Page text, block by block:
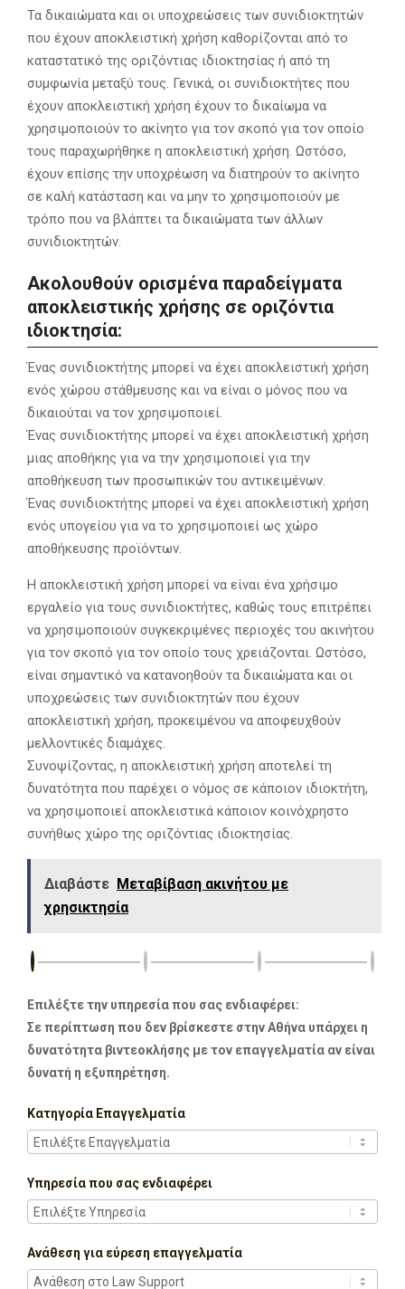
Τα δικαιώματα και οι υποχρεώσεις των συνιδιοκτητών
που έχουν αποκλειστική χρήση καθορίζονται από το
καταστατικό της οριζόντιας ιδιοκτησίας ή από τη
συμφωνία μεταξύ τους. Γενικά, οι συνιδιοκτήτες που
έχουν αποκλειστική χρήση έχουν το δικαίωμα να
χρησιμοποιούν το ακίνητο για τον σκοπό για τον οποίο
τους παραχωρήθηκε η αποκλειστική χρήση. Ωστόσο,
έχουν επίσης την υποχρέωση να διατηρούν το ακίνητο
σε καλή κατάσταση και να μην το χρησιμοποιούν με
τρόπο που να βλάπτει τα δικαιώματα των άλλων
συνιδιοκτητών.
Ακολουθούν ορισμένα παραδείγματα
αποκλειστικής χρήσης σε οριζόντια
ιδιοκτησία:
Ένας συνιδιοκτήτης μπορεί να έχει αποκλειστική χρήση
ενός χώρου στάθμευσης και να είναι ο μόνος που να
δικαιούται να τον χρησιμοποιεί.
Ένας συνιδιοκτήτης μπορεί να έχει αποκλειστική χρήση
μιας αποθήκης για να την χρησιμοποιεί για την
αποθήκευση των προσωπικών του αντικειμένων.
Ένας συνιδιοκτήτης μπορεί να έχει αποκλειστική χρήση
ενός υπογείου για να το χρησιμοποιεί ως χώρο
αποθήκευσης προϊόντων.
Η αποκλειστική χρήση μπορεί να είναι ένα χρήσιμο
εργαλείο για τους συνιδιοκτήτες, καθώς τους επιτρέπει
να χρησιμοποιούν συγκεκριμένες περιοχές του ακινήτου
για τον σκοπό για τον οποίο τους χρειάζονται. Ωστόσο,
είναι σημαντικό να κατανοηθούν τα δικαιώματα και οι
υποχρεώσεις των συνιδιοκτητών που έχουν
αποκλειστική χρήση, προκειμένου να αποφευχθούν
μελλοντικές διαμάχες.
Συνοψίζοντας, η αποκλειστική χρήση αποτελεί τη
δυνατότητα που παρέχει ο νόμος σε κάποιον ιδιοκτήτη,
να χρησιμοποιεί αποκλειστικά κάποιον κοινόχρηστο
συνήθως χώρο της οριζόντιας ιδιοκτησίας.
Διαβάστε Μεταβίβαση ακινήτου με
χρησικτησία
Επιλέξτε την υπηρεσία που σας ενδιαφέρει:
Σε περίπτωση που δεν βρίσκεστε στην Αθήνα υπάρχει η
δυνατότητα βιντεοκλήσης με τον επαγγελματία αν είναι
δυνατή η εξυπηρέτηση.
Κατηγορία Επαγγελματία
Υπηρεσία που σας ενδιαφέρει
Ανάθεση για εύρεση επαγγελματία